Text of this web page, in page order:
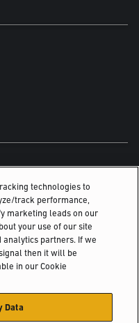
Inc., all rights reserved.
technologies to
track performance,
marketing leads on our
your use of our site
partners. If we
then it will be
in our Cookie
Data